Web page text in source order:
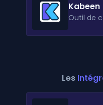
Kabeen
Outil de
Les